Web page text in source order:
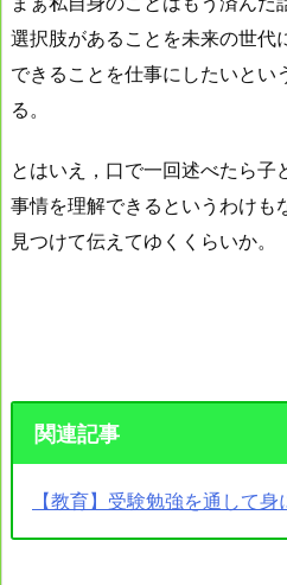
選択肢があることを未来の世代
できることを仕事にしたいとい
る。
とはいえ，口で一回述べたら子
事情を理解できるというわけも
見つけて伝えてゆくくらいか。
関連記事
【教育】受験勉強を通して身